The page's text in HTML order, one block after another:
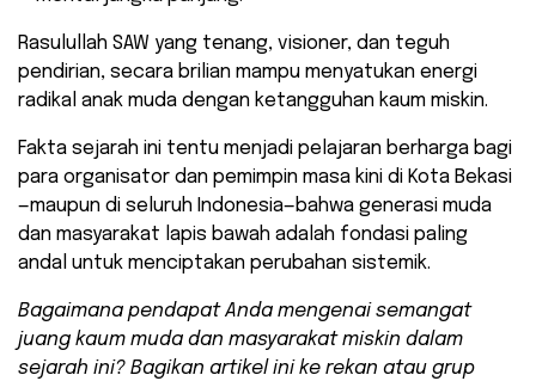
​Rasulullah SAW yang tenang, visioner, dan teguh
pendirian, secara brilian mampu menyatukan energi
radikal anak muda dengan ketangguhan kaum miskin.
Fakta sejarah ini tentu menjadi pelajaran berharga bagi
para organisator dan pemimpin masa kini di Kota Bekasi
—maupun di seluruh Indonesia—bahwa generasi muda
dan masyarakat lapis bawah adalah fondasi paling
andal untuk menciptakan perubahan sistemik.
Bagaimana pendapat Anda mengenai semangat
juang kaum muda dan masyarakat miskin dalam
sejarah ini? Bagikan artikel ini ke rekan atau grup